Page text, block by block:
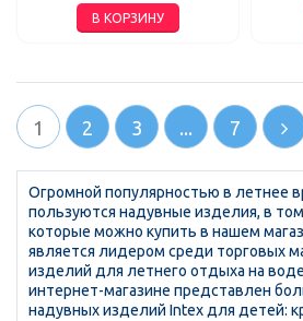
В КОРЗИНУ
1 2 3 ... 7
Огромной популярностью в летнее
пользуются надувные изделия, в
которые можно купить в нашем
является лидером среди торговых
изделий для летнего отдыха на
интернет-магазине представлен
надувных изделий Intex для детей: